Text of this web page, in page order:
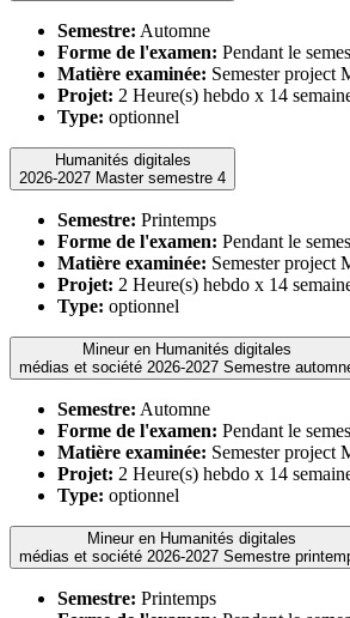
Semestre: Automne
Forme de l'examen: Pendant le
Matière examinée: Semester
Projet: 2 Heure(s) hebdo x 14
Type: optionnel
Humanités digitales
2026-2027 Master semestre 4
Semestre: Printemps
Forme de l'examen: Pendant le
Matière examinée: Semester
Projet: 2 Heure(s) hebdo x 14
Type: optionnel
Mineur en Humanités digitales
médias et société 2026-2027 Semestre
Semestre: Automne
Forme de l'examen: Pendant le
Matière examinée: Semester
Projet: 2 Heure(s) hebdo x 14
Type: optionnel
Mineur en Humanités digitales
médias et société 2026-2027 Semestre
Semestre: Printemps